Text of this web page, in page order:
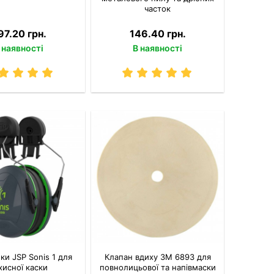
грн.
часток
146.40 грн.
В наявності
JSP Sonis 1 для
каски
Клапан вдиху 3M 6893 для
повнолицьової та напівмаски